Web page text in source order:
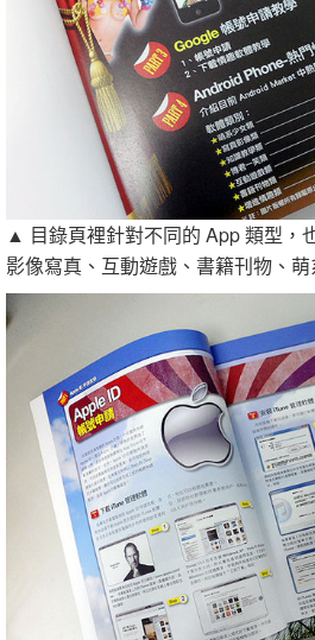
▲ 目錄頁裡針對不同的 App 類型，
影像寫真、互動遊戲、書籍刊物、